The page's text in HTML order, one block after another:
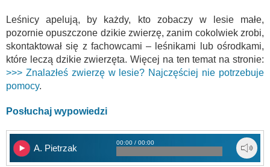
Leśnicy apelują, by każdy, kto zobaczy w lesie małe,
pozornie opuszczone dzikie zwierzę, zanim cokolwiek zrobi,
skontaktował się z fachowcami – leśnikami lub ośrodkami,
które leczą dzikie zwierzęta. Więcej na ten temat na stronie:
>>> Znalazłeś zwierzę w lesie? Najczęściej nie potrzebuje
pomocy.
Posłuchaj wypowiedzi
A. Pietrzak
00:00 / 00:00